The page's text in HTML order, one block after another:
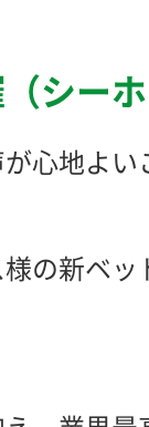
シー
心地よい
の新ベッ